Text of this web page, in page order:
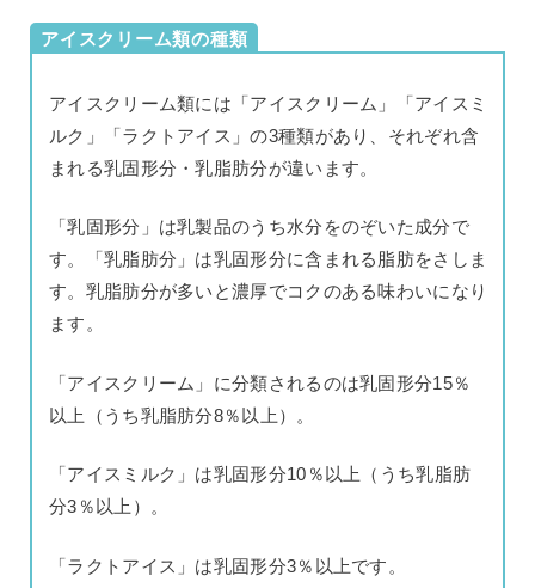
アイスクリーム類の種類
アイスクリーム類には「アイスクリーム」「アイスミ
ルク」「ラクトアイス」の3種類があり、それぞれ含
まれる乳固形分・乳脂肪分が違います。
「乳固形分」は乳製品のうち水分をのぞいた成分で
す。「乳脂肪分」は乳固形分に含まれる脂肪をさしま
す。乳脂肪分が多いと濃厚でコクのある味わいになり
ます。
「アイスクリーム」に分類されるのは乳固形分15％
以上（うち乳脂肪分8％以上）。
「アイスミルク」は乳固形分10％以上（うち乳脂肪
分3％以上）。
「ラクトアイス」は乳固形分3％以上です。